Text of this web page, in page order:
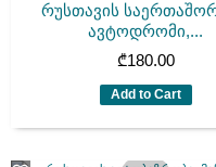
რუსთავის
ავტოდრომი,...
₾180.00
Add to Cart